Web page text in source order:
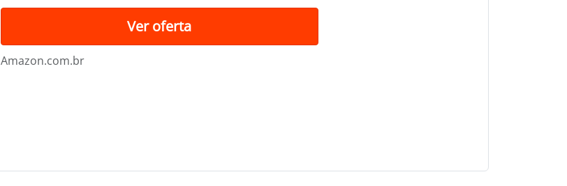
Ver oferta
Amazon.com.br